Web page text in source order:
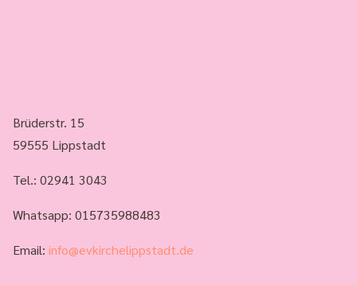
Brüderstr. 15
59555 Lippstadt
Tel.: 02941 3043
Whatsapp: 015735988483
Email: info@evkirchelippstadt.de